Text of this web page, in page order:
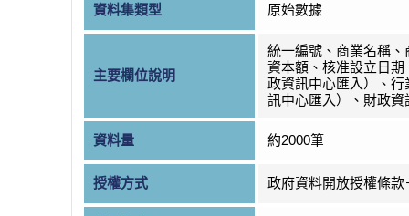
資料集類型 原始數據
主要欄位說明
統一編號、商業名稱、
資本額、核准設立日期
政資訊中心匯入）、行
訊中心匯入）、財政資
資料量 約2000筆
授權方式 政府資料開放授權條款